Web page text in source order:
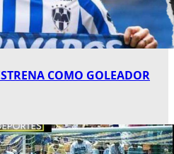
COMO GOLEADOR